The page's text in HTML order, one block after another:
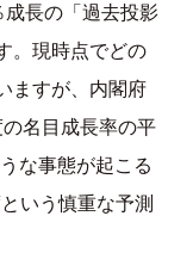
長の「過去投影
。現時点でどの
ますが、内閣府
名目成長率の平
な事態が起こる
いう慎重な予測